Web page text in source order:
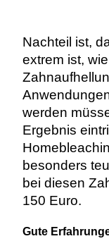
Nachteil ist,
extrem ist,
werden
Ergebnis
besonders
bei diesen
150 Euro.
Gute